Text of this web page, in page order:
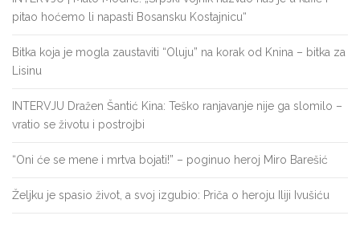
pitao hoćemo li napasti Bosansku Kostajnicu“
Bitka koja je mogla zaustaviti “Oluju” na korak od Knina – bitka za
Lisinu
INTERVJU Dražen Šantić Kina: Teško ranjavanje nije ga slomilo –
vratio se životu i postrojbi
“Oni će se mene i mrtva bojati!” – poginuo heroj Miro Barešić
Željku je spasio život, a svoj izgubio: Priča o heroju Iliji Ivušiću